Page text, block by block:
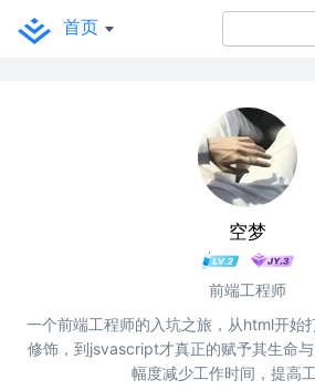
首页
空梦
前端工程师
一个前端工程师的入坑之旅，从html开始
修饰，到jsvascript才真正的赋予其生命
幅度减少工作时间，提高